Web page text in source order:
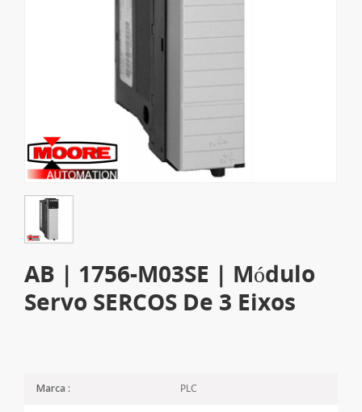
AB | 1756-M03SE | Módulo
Servo SERCOS De 3 Eixos
Marca : PLC